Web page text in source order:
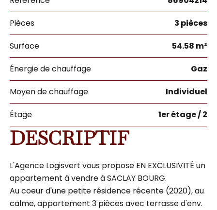
Pièces 3 pièces
Surface 54.58 m²
Énergie de chauffage Gaz
Moyen de chauffage Individuel
Étage 1er étage / 2
DESCRIPTIF
L'Agence Logisvert vous propose EN EXCLUSIVITÉ un
appartement à vendre à SACLAY BOURG.
Au coeur d'une petite résidence récente (2020), au
calme, appartement 3 pièces avec terrasse d'env.